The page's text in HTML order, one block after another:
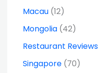
Macau (12)
Mongolia (42)
Restaurant Reviews
Singapore (70)